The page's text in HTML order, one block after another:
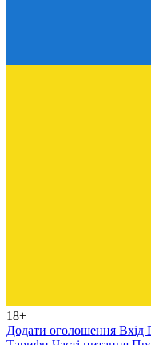
18+
Додати оголошення Вхід